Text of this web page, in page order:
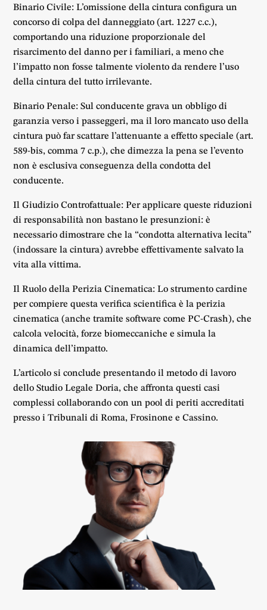
Binario Civile: L’omissione della cintura configura un
concorso di colpa del danneggiato (art. 1227 c.c.),
comportando una riduzione proporzionale del
risarcimento del danno per i familiari, a meno che
l’impatto non fosse talmente violento da rendere l’uso
della cintura del tutto irrilevante.
Binario Penale: Sul conducente grava un obbligo di
garanzia verso i passeggeri, ma il loro mancato uso della
cintura può far scattare l’attenuante a effetto speciale (art.
589-bis, comma 7 c.p.), che dimezza la pena se l’evento
non è esclusiva conseguenza della condotta del
conducente.
Il Giudizio Controfattuale: Per applicare queste riduzioni
di responsabilità non bastano le presunzioni: è
necessario dimostrare che la “condotta alternativa lecita”
(indossare la cintura) avrebbe effettivamente salvato la
vita alla vittima.
Il Ruolo della Perizia Cinematica: Lo strumento cardine
per compiere questa verifica scientifica è la perizia
cinematica (anche tramite software come PC-Crash), che
calcola velocità, forze biomeccaniche e simula la
dinamica dell’impatto.
L’articolo si conclude presentando il metodo di lavoro
dello Studio Legale Doria, che affronta questi casi
complessi collaborando con un pool di periti accreditati
presso i Tribunali di Roma, Frosinone e Cassino.